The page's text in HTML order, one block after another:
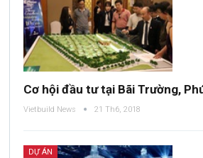
Cơ hội đầu tư tại Bãi Trường,
Vietbuild News 21 Th6, 2018
DỰ ÁN